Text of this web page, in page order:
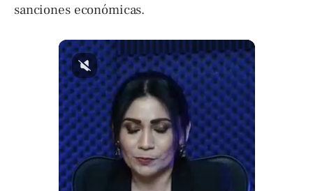
sanciones económicas.